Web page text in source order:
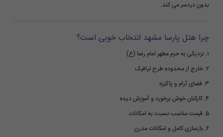
بدون دردسر می کند.
چرا هتل پارسا مشهد انتخاب خوبی است؟
۱. نزدیکی به حرم مطهر امام رضا (ع)
۲. خارج از محدوده طرح ترافیک
۳. فضای آرام و پاکیزه
۴. کارکنان خوش برخورد و آموزش دیده
۵. قیمت مناسب نسبت به امکانات
۶. بازسازی کامل و امکانات مدرن